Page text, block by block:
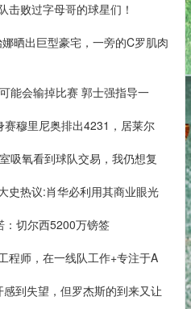
击败过字母哥的球星们！
晒出巨型豪宅，一旁的C罗肌肉
能会输掉比赛 郭士强指导一
赛穆里尼奥排出4231，居莱尔
吸氧看到球队交易，我仍想复
史热议:肖华必利用其商业眼光
：切尔西5200万镑签
程师，在一线队工作+专注于A
到失望，但罗杰斯的到来又让